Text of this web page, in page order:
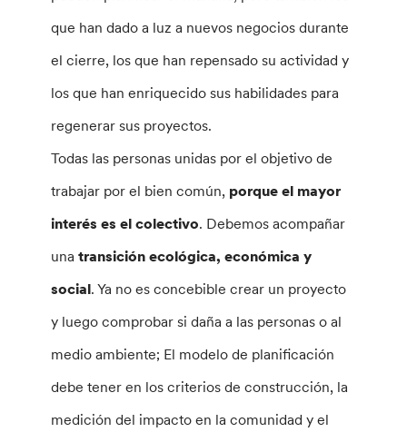
que han dado a luz a nuevos negocios durante
el cierre, los que han repensado su actividad y
los que han enriquecido sus habilidades para
regenerar sus proyectos.
Todas las personas unidas por el objetivo de
trabajar por el bien común, porque el mayor
interés es el colectivo. Debemos acompañar
una transición ecológica, económica y
social. Ya no es concebible crear un proyecto
y luego comprobar si daña a las personas o al
medio ambiente; El modelo de planificación
debe tener en los criterios de construcción, la
medición del impacto en la comunidad y el